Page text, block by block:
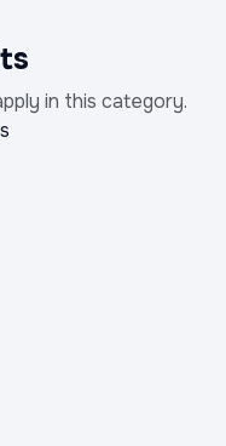
in this category.